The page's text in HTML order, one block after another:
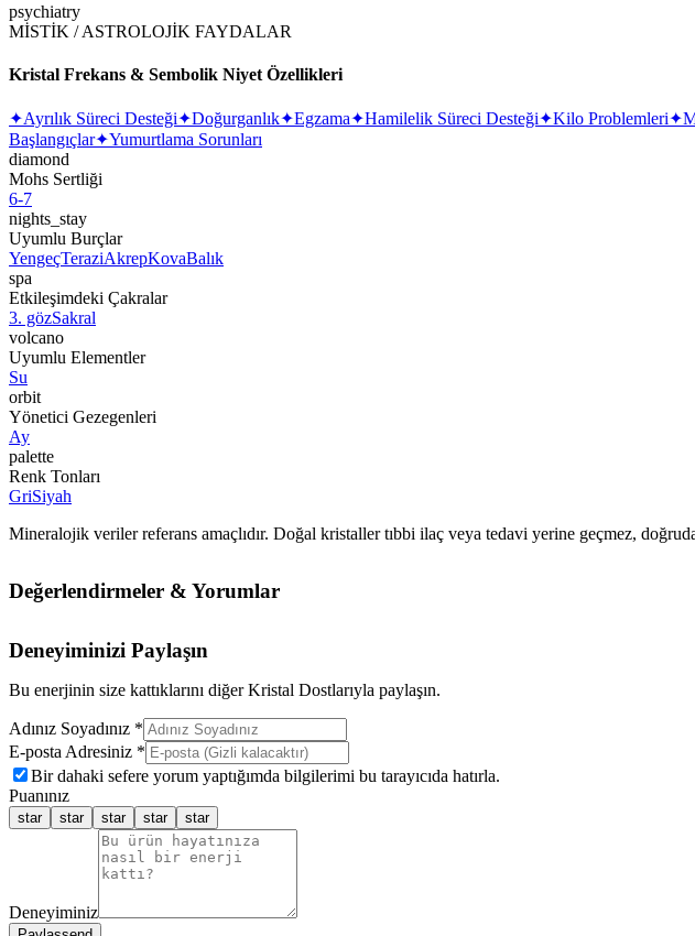
psychiatry
MİSTİK / ASTROLOJİK FAYDALAR
Kristal Frekans & Sembolik Niyet Özellikleri
✦Ayrılık Süreci Desteği✦Doğurganlık✦Egzama✦Hamilelik Süreci Desteği✦Kilo Problemleri✦
Başlangıçlar✦Yumurtlama Sorunları
diamond
Mohs Sertliği
6-7
nights_stay
Uyumlu Burçlar
YengeçTeraziAkrepKovaBalık
spa
Etkileşimdeki Çakralar
3. gözSakral
volcano
Uyumlu Elementler
Su
orbit
Yönetici Gezegenleri
Ay
palette
Renk Tonları
GriSiyah
Mineralojik veriler referans amaçlıdır. Doğal kristaller tıbbi ilaç veya tedavi yerine geçmez,
Değerlendirmeler & Yorumlar
Deneyiminizi Paylaşın
Bu enerjinin size kattıklarını diğer Kristal Dostlarıyla paylaşın.
Adınız Soyadınız *
E-posta Adresiniz *
Bir dahaki sefere yorum yaptığımda bilgilerimi bu tarayıcıda hatırla.
Puanınız
star star star star star
Deneyiminiz